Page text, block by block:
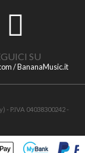
SU
/ BananaMusic.it
P.IVA 04038300242 -